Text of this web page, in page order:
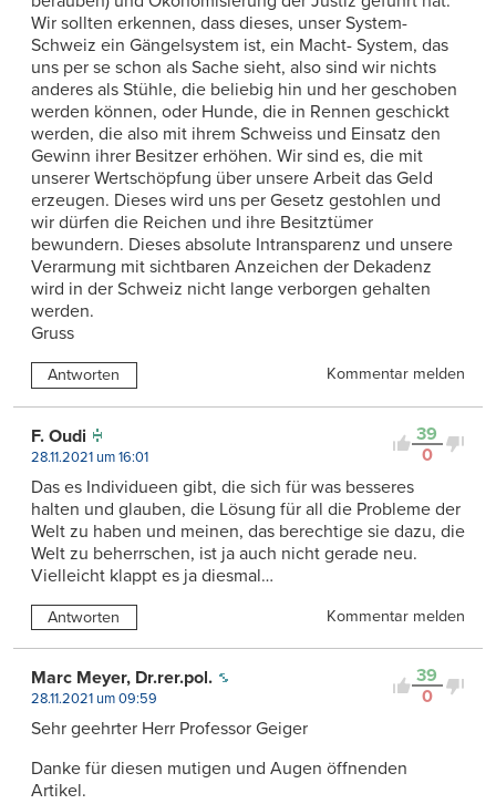
Wir sollten erkennen, dass dieses, unser System-
Schweiz ein Gängelsystem ist, ein Macht- System, das
uns per se schon als Sache sieht, also sind wir nichts
anderes als Stühle, die beliebig hin und her geschoben
werden können, oder Hunde, die in Rennen geschickt
werden, die also mit ihrem Schweiss und Einsatz den
Gewinn ihrer Besitzer erhöhen. Wir sind es, die mit
unserer Wertschöpfung über unsere Arbeit das Geld
erzeugen. Dieses wird uns per Gesetz gestohlen und
wir dürfen die Reichen und ihre Besitztümer
bewundern. Dieses absolute Intransparenz und unsere
Verarmung mit sichtbaren Anzeichen der Dekadenz
wird in der Schweiz nicht lange verborgen gehalten
werden.
Gruss
Antworten Kommentar melden
39
0
F. Oudi
28.11.2021 um 16:01
Das es Individueen gibt, die sich für was besseres
halten und glauben, die Lösung für all die Probleme der
Welt zu haben und meinen, das berechtige sie dazu, die
Welt zu beherrschen, ist ja auch nicht gerade neu.
Vielleicht klappt es ja diesmal…
Antworten Kommentar melden
39
0
Marc Meyer, Dr.rer.pol.
28.11.2021 um 09:59
Sehr geehrter Herr Professor Geiger
Danke für diesen mutigen und Augen öffnenden
Artikel.